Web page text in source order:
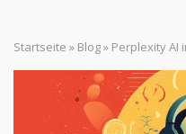
Startseite » Blog» Perplexity AI